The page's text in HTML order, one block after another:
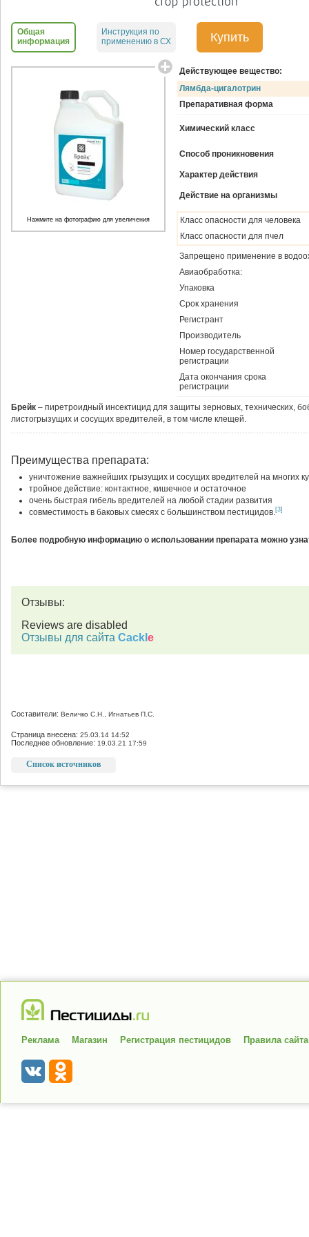
Общая
информация
Инструкция по
применению в СХ
Купить
Действующее вещество:
Лямбда-цигалотрин
Препаративная форма
Химический класс
Способ проникновения
Характер действия
Действие на организмы
Класс опасности для человека
Класс опасности для пчел
Запрещено применение в
Авиаобработка:
Упаковка
Срок хранения
Регистрант
Производитель
Номер государственной
регистрации
Дата окончания срока
регистрации
Нажмите на фотографию для увеличения
Брейк – пиретроидный инсектицид для защиты зерновых, технических,
листогрызущих и сосущих вредителей, в том числе клещей.
Преимущества препарата:
уничтожение важнейших грызущих и сосущих вредителей на многих
тройное действие: контактное, кишечное и остаточное
очень быстрая гибель вредителей на любой стадии развития
совместимость в баковых смесях с большинством пестицидов.[3]
Более подробную информацию о использовании препарата можно
Отзывы:
Reviews are disabled
Отзывы для сайта Cackl e
Составители: Величко С.Н., Игнатьев П.С.
Страница внесена: 25.03.14 14:52
Последнее обновление: 19.03.21 17:59
Список источников
Реклама Магазин Регистрация пестицидов Правила сайта